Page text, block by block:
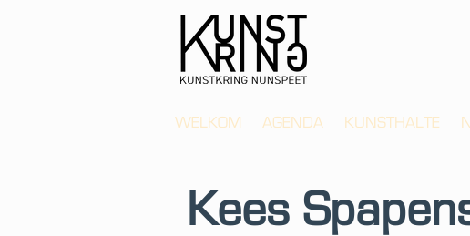
WELKOM AGENDA KUNSTHALTE
Kees